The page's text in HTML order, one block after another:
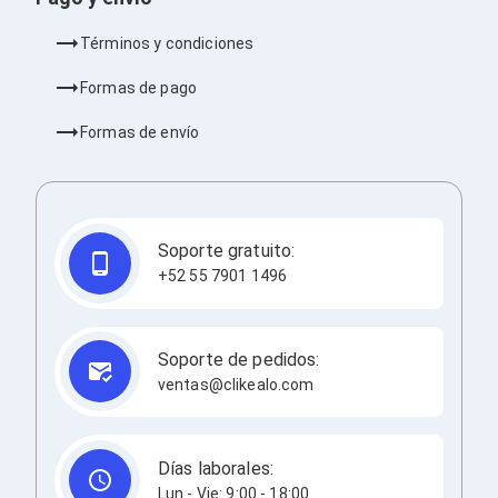
Barras de Sonido
Reproductores MP3 / MP4
Soportes
Proyección
Soportes de Proyectores
Maletines para Proyectores
Pantallas de Proyección
Pizarrones Interactivos
Accesorios TV
Soportes para Pantallas
Controles Remoto
Pantallas Comerciales
Pantallas Interactivas
Términos y condiciones
Formas de pago
Formas de envío
Soporte gratuito:
+52 55 7901 1496
Soporte de pedidos:
ventas@clikealo.com
Días laborales:
Lun - Vie: 9:00 - 18:00